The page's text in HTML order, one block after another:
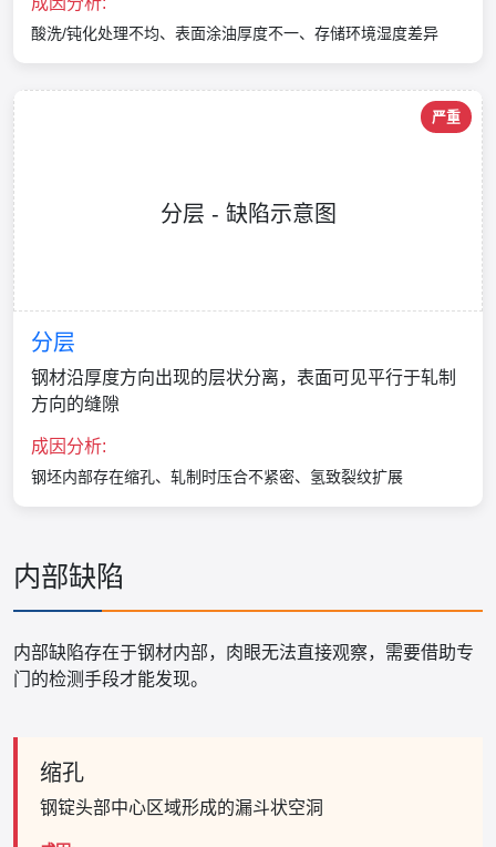
酸洗/钝化处理不均、表面涂油厚度不一、存储环境湿度差异
分层 - 缺陷示意图
严重
分层
钢材沿厚度方向出现的层状分离，表面可见平行于轧制
方向的缝隙
成因分析:
钢坯内部存在缩孔、轧制时压合不紧密、氢致裂纹扩展
内部缺陷
内部缺陷存在于钢材内部，肉眼无法直接观察，需要借助专
门的检测手段才能发现。
缩孔
钢锭头部中心区域形成的漏斗状空洞